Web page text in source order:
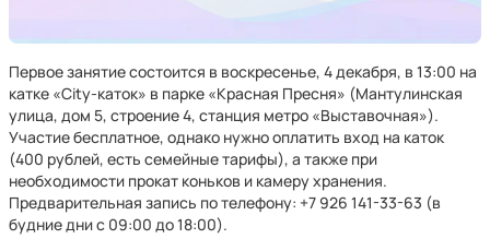
Первое занятие состоится в воскресенье, 4 декабря, в 13:00 на
катке «City-каток» в парке «Красная Пресня» (Мантулинская
улица, дом 5, строение 4, станция метро «Выставочная»).
Участие бесплатное, однако нужно оплатить вход на каток
(400 рублей, есть семейные тарифы), а также при
необходимости прокат коньков и камеру хранения.
Предварительная запись по телефону: +7 926 141-33-63 (в
будние дни с 09:00 до 18:00).